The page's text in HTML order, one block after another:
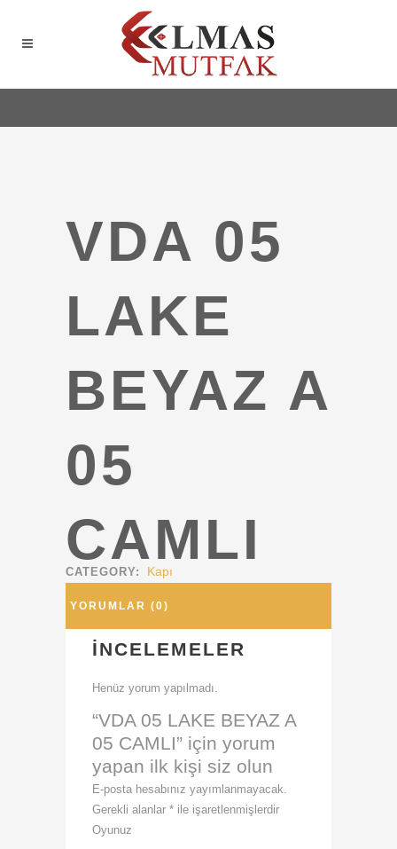
VDA 05
LAKE
BEYAZ A
05
CAMLI
CATEGORY: Kapı
YORUMLAR (0)
İNCELEMELER
Henüz yorum yapılmadı.
“VDA 05 LAKE BEYAZ A
05 CAMLI” için yorum
yapan ilk kişi siz olun
E-posta hesabınız yayımlanmayacak.
Gerekli alanlar * ile işaretlenmişlerdir
Oyunuz